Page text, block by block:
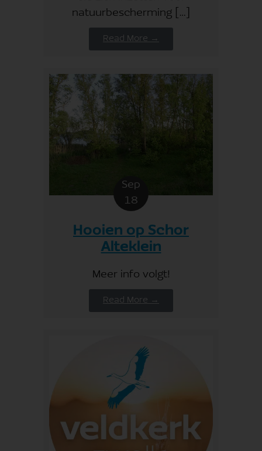
natuurbescherming […]
Read More →
Sep
18
Hooien op Schor
Alteklein
Meer info volgt!
Read More →